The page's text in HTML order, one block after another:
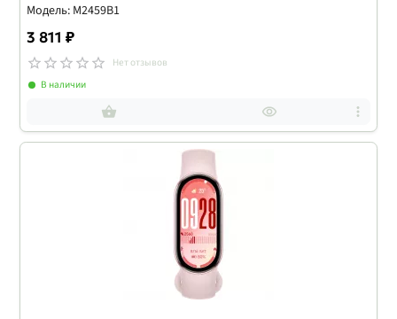
Модель: M2459B1
3 811 ₽
Нет отзывов
В наличии